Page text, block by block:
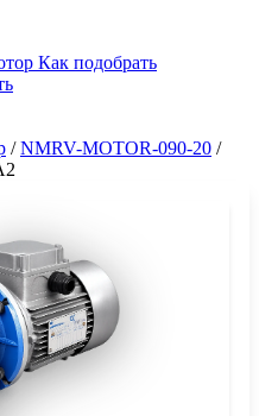
Как подобрать
/ NMRV-MOTOR-090-20 /